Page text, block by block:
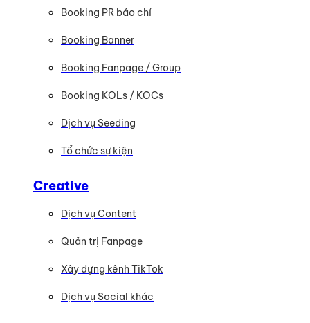
Booking PR báo chí
Booking Banner
Booking Fanpage / Group
Booking KOLs / KOCs
Dịch vụ Seeding
Tổ chức sự kiện
Creative
Dịch vụ Content
Quản trị Fanpage
Xây dựng kênh TikTok
Dịch vụ Social khác